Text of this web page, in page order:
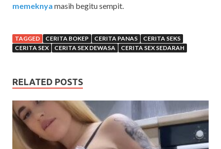
memeknya masih begitu sempit.
TAGGED CERITA BOKEP CERITA PANAS
CERITA SEKS
CERITA SEX
CERITA SEX DEWASA CERITA SEX SEDARAH
RELATED POSTS